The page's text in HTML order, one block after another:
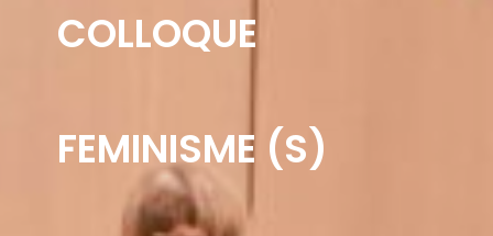
COLLOQUE
FEMINISME (S)